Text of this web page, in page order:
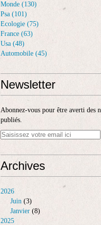
Monde (130)
Psa (101)
Ecologie (75)
France (63)
Usa (48)
Automobile (45)
Newsletter
Abonnez-vous pour être averti des
publiés.
Archives
2026
Juin (3)
Janvier (8)
2025